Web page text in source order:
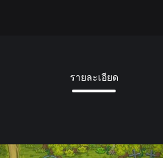
รายละเอียด